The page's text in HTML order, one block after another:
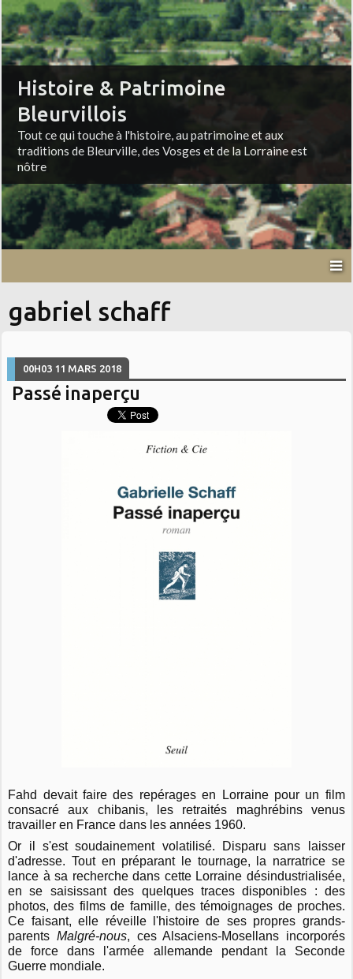
Histoire & Patrimoine
Bleurvillois
Tout ce qui touche à l'histoire, au patrimoine et aux
traditions de Bleurville, des Vosges et de la Lorraine est
nôtre
gabriel schaff
00H03 11 MARS 2018
Passé inaperçu
Fahd devait faire des repérages en Lorraine pour un film
consacré aux chibanis, les retraités maghrébins venus
travailler en France dans les années 1960.
Or il s'est soudainement volatilisé. Disparu sans laisser
d'adresse. Tout en préparant le tournage, la narratrice se
lance à sa recherche dans cette Lorraine désindustrialisée,
en se saisissant des quelques traces disponibles : des
photos, des films de famille, des témoignages de proches.
Ce faisant, elle réveille l'histoire de ses propres grands-
parents Malgré-nous, ces Alsaciens-Mosellans incorporés
de force dans l'armée allemande pendant la Seconde
Guerre mondiale.